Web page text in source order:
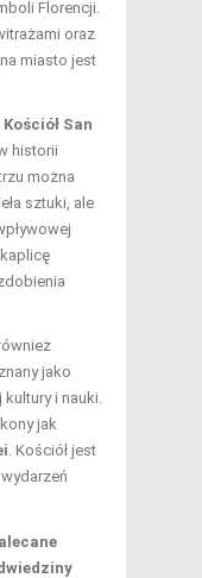
Florencji.
oraz
miasto jest
Kościół San
historii
można
sztuki, ale
jako
i nauki.
jak
. Kościół jest